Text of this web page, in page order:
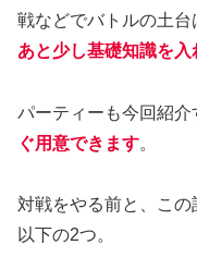
戦などでバトルの土台
あと少し基礎知識を
パーティーも今回紹介
ぐ用意できます。
対戦をやる前と、こ
以下の2つ。